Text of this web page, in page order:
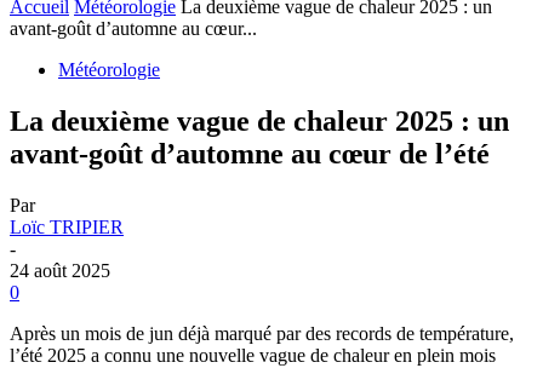
Accueil Météorologie La deuxième vague de chaleur 2025 : un
avant-goût d’automne au cœur...
Météorologie
La deuxième vague de chaleur 2025 : un
avant-goût d’automne au cœur de l’été
Par
Loïc TRIPIER
-
24 août 2025
0
Après un mois de jun déjà marqué par des records de température,
l’été 2025 a connu une nouvelle vague de chaleur en plein mois